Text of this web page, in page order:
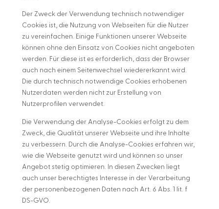
Der Zweck der Verwendung technisch notwendiger
Cookies ist, die Nutzung von Webseiten für die Nutzer
zu vereinfachen. Einige Funktionen unserer Webseite
können ohne den Einsatz von Cookies nicht angeboten
werden. Für diese ist es erforderlich, dass der Browser
auch nach einem Seitenwechsel wiedererkannt wird.
Die durch technisch notwendige Cookies erhobenen
Nutzerdaten werden nicht zur Erstellung von
Nutzerprofilen verwendet.
Die Verwendung der Analyse-Cookies erfolgt zu dem
Zweck, die Qualität unserer Webseite und ihre Inhalte
zu verbessern. Durch die Analyse-Cookies erfahren wir,
wie die Webseite genutzt wird und können so unser
Angebot stetig optimieren. In diesen Zwecken liegt
auch unser berechtigtes Interesse in der Verarbeitung
der personenbezogenen Daten nach Art. 6 Abs. 1 lit. f
DS-GVO.